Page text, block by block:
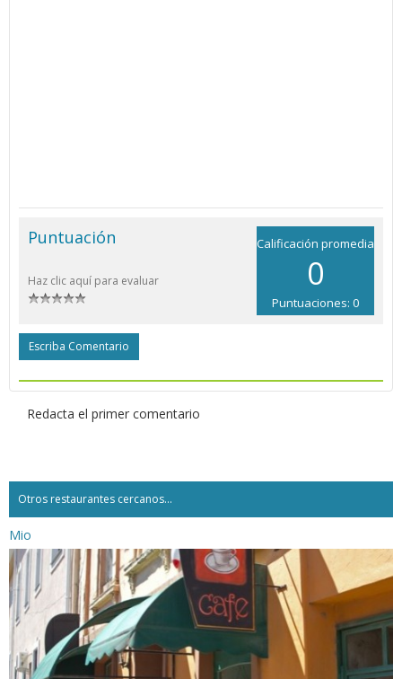
Calificación promedia
0
Puntuaciones: 0
Puntuación
Haz clic aquí para evaluar
Escriba Comentario
Redacta el primer comentario
Otros restaurantes cercanos...
Mio